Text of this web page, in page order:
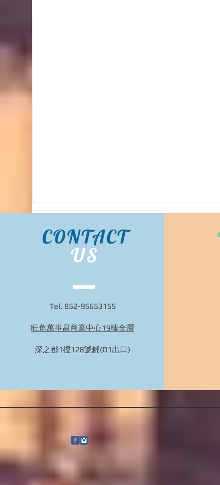
Bidhongkong.com 66girls韓國衣服,配飾 -
66girls韓國各大官網代購, 旺角交收, 韓國代購
CONTACT
US
Tel. 852-95653155
旺角萬事昌商業中心19樓全層
深之都1樓128號鋪(D1出口)